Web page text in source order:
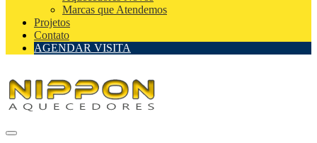
Marcas que Atendemos
Projetos
Contato
AGENDAR VISITA